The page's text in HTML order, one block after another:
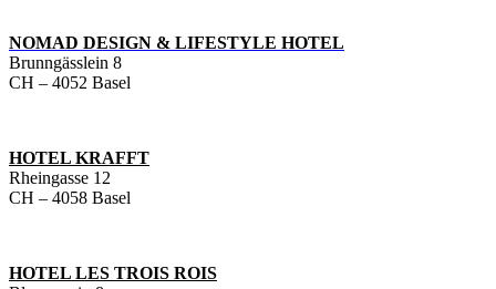
NOMAD DESIGN & LIFESTYLE HOTEL
Brunngässlein 8
CH – 4052 Basel
HOTEL KRAFFT
Rheingasse 12
CH – 4058 Basel
HOTEL LES TROIS ROIS